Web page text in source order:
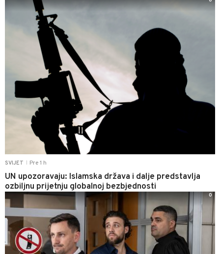
SVIJET Pre 1 h
UN upozoravaju: Islamska država i dalje predstavlja
ozbiljnu prijetnju globalnoj bezbjednosti
0